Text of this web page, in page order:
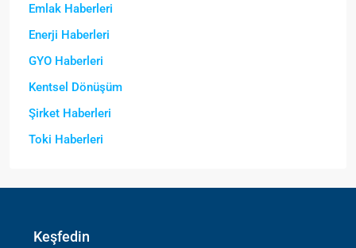
Emlak Haberleri
Enerji Haberleri
GYO Haberleri
Kentsel Dönüşüm
Şirket Haberleri
Toki Haberleri
Keşfedin